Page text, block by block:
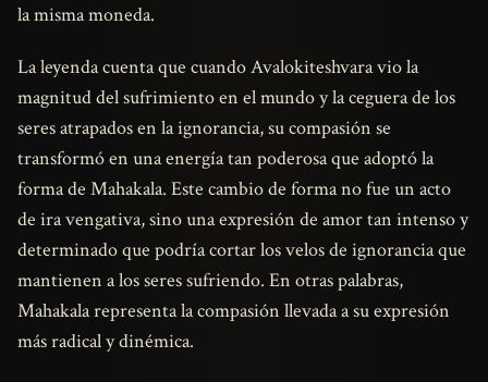
la misma moneda.
La leyenda cuenta que cuando Avalokiteshvara vio la
magnitud del sufrimiento en el mundo y la ceguera de los
seres atrapados en la ignorancia, su compasión se
transformó en una energía tan poderosa que adoptó la
forma de Mahakala. Este cambio de forma no fue un acto
de ira vengativa, sino una expresión de amor tan intenso y
determinado que podría cortar los velos de ignorancia que
mantienen a los seres sufriendo. En otras palabras,
Mahakala representa la compasión llevada a su expresión
más radical y dinémica.